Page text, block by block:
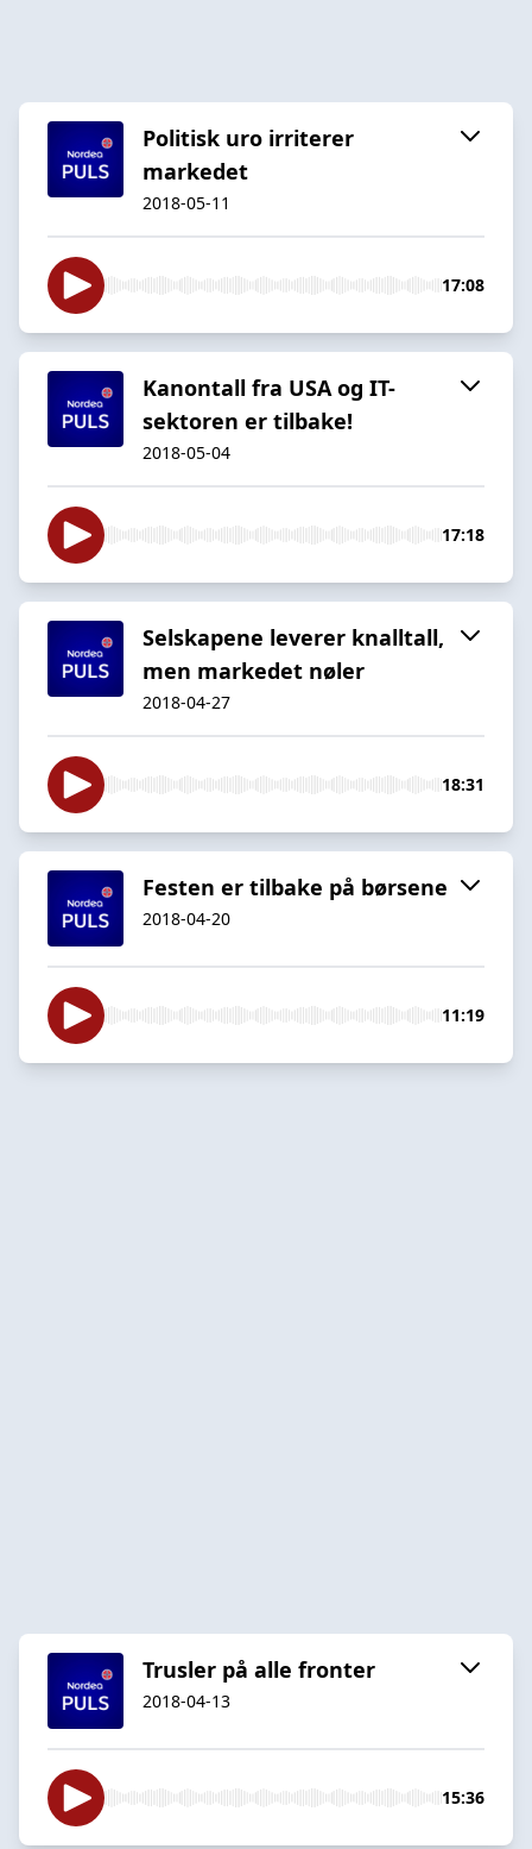
Politisk uro irriterer
markedet
2018-05-11
17:08
Kanontall fra USA og IT-
sektoren er tilbake!
2018-05-04
17:18
Selskapene leverer knalltall,
men markedet nøler
2018-04-27
18:31
Festen er tilbake på børsene
2018-04-20
11:19
Trusler på alle fronter
2018-04-13
15:36